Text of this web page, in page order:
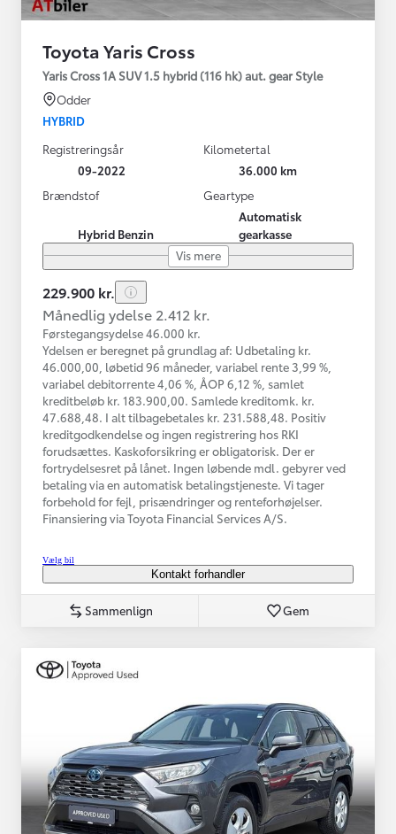
Toyota Yaris Cross
Yaris Cross 1A SUV 1.5 hybrid (116 hk) aut. gear Style
Odder
HYBRID
Registreringsår
09-2022
Kilometertal
36.000 km
Brændstof
Hybrid Benzin
Geartype
Automatisk
gearkasse
Vis mere
229.900 kr.
Månedlig ydelse 2.412 kr.
Førstegangsydelse 46.000 kr.
Ydelsen er beregnet på grundlag af: Udbetaling kr.
46.000,00, løbetid 96 måneder, variabel rente 3,99 %,
variabel debitorrente 4,06 %, ÅOP 6,12 %, samlet
kreditbeløb kr. 183.900,00. Samlede kreditomk. kr.
47.688,48. I alt tilbagebetales kr. 231.588,48. Positiv
kreditgodkendelse og ingen registrering hos RKI
forudsættes. Kaskoforsikring er obligatorisk. Der er
fortrydelsesret på lånet. Ingen løbende mdl. gebyrer ved
betaling via en automatisk betalingstjeneste. Vi tager
forbehold for fejl, prisændringer og renteforhøjelser.
Finansiering via Toyota Financial Services A/S.
Vælg bil
Kontakt forhandler
Sammenlign Gem